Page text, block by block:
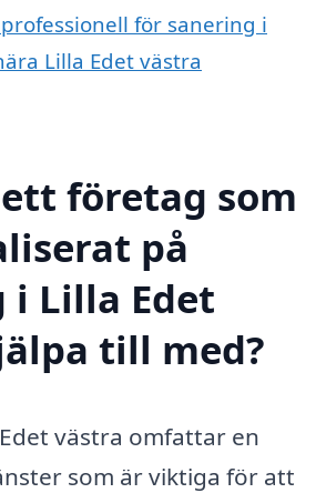
för sanering i
Lilla Edet västra
företag som
på
i Lilla Edet
till med?
västra omfattar en
som är viktiga för att